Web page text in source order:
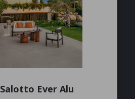
Salotto Ever Alu